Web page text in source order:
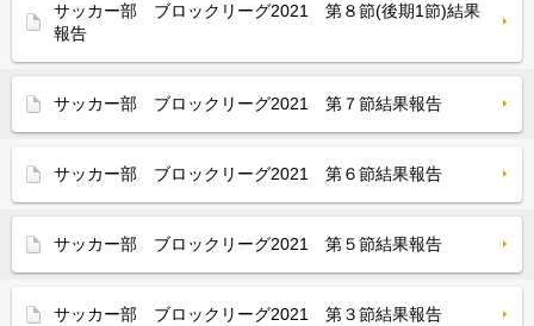
サッカー部 ブロックリーグ2021 第８節(後期1節)結果
報告
サッカー部 ブロックリーグ2021 第７節結果報告
サッカー部 ブロックリーグ2021 第６節結果報告
サッカー部 ブロックリーグ2021 第５節結果報告
サッカー部 ブロックリーグ2021 第３節結果報告